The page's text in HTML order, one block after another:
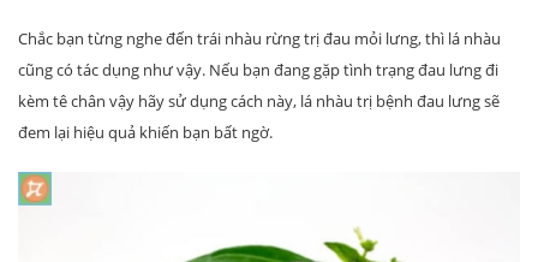
Chắc bạn từng nghe đến trái nhàu rừng trị đau mỏi lưng, thì lá nhàu
cũng có tác dụng như vậy. Nếu bạn đang gặp tình trạng đau lưng đi
kèm tê chân vậy hãy sử dụng cách này, lá nhàu trị bệnh đau lưng sẽ
đem lại hiệu quả khiến bạn bất ngờ.